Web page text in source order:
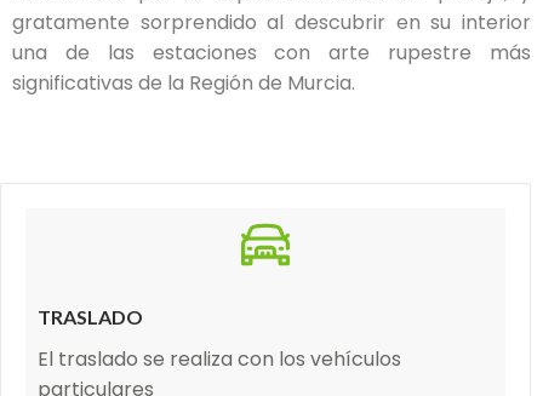
gratamente sorprendido al descubrir en su interior
una de las estaciones con arte rupestre más
significativas de la Región de Murcia.
TRASLADO
El traslado se realiza con los vehículos
particulares